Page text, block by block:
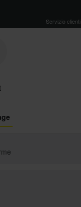
Servizio clienti